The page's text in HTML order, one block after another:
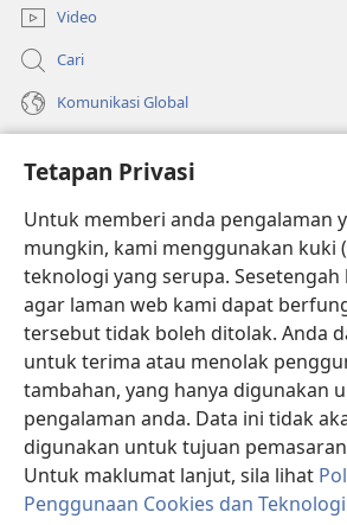
Tetapan Privasi
Untuk memberi anda pengalaman
mungkin, kami menggunakan kuki
teknologi yang serupa.
agar laman web kami dapat
tersebut tidak boleh ditolak. Anda
untuk terima atau menolak
tambahan, yang hanya digunakan
pengalaman anda. Data ini tidak
digunakan untuk tujuan
Untuk maklumat lanjut, sila lihat
Penggunaan Cookies dan
Video
Cari
Komunikasi Global
(membuka
tetingkap
baharu)PERPUSTAKAAN DALAM TALIAN
(membuka
tetingkap
baharu)JW Hub ®
(membuka
tetingkap
baharu)
®
Watchtower Library®